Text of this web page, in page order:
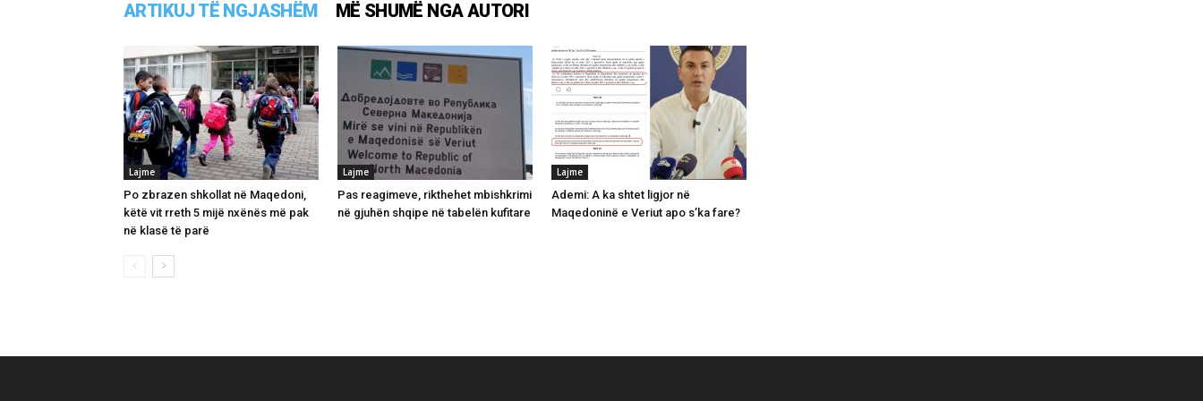
ARTIKUJ TË NGJASHËM MË SHUMË NGA AUTORI
Lajme
Po zbrazen shkollat në Maqedoni,
këtë vit rreth 5 mijë nxënës më pak
në klasë të parë
Lajme
Pas reagimeve, rikthehet mbishkrimi
në gjuhën shqipe në tabelën kufitare
Lajme
Ademi: A ka shtet ligjor në
Maqedoninë e Veriut apo s’ka fare?